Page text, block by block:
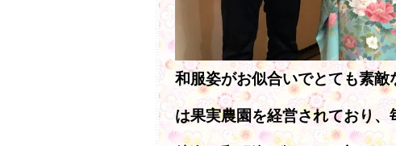
和服姿がお似合いでとても素
は果実農園を経営されており、